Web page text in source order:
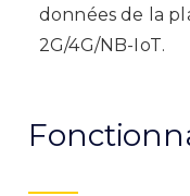
données de la
2G/4G/NB-IoT.